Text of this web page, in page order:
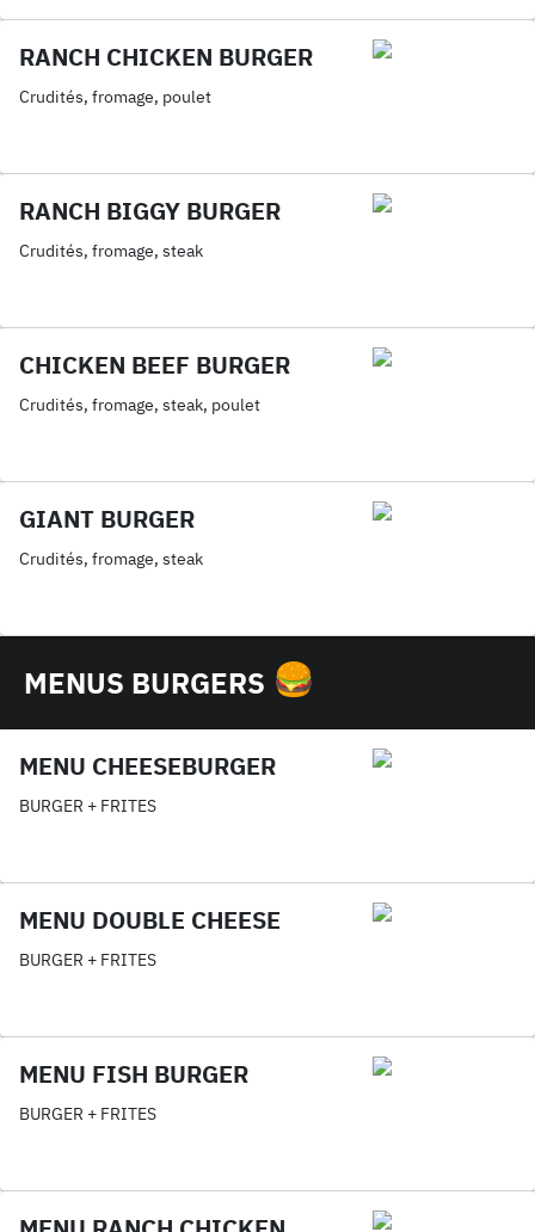
RANCH CHICKEN BURGER
Crudités, fromage, poulet
RANCH BIGGY BURGER
Crudités, fromage, steak
CHICKEN BEEF BURGER
Crudités, fromage, steak, poulet
GIANT BURGER
Crudités, fromage, steak
MENUS BURGERS
MENU CHEESEBURGER
BURGER + FRITES
MENU DOUBLE CHEESE
BURGER + FRITES
MENU FISH BURGER
BURGER + FRITES